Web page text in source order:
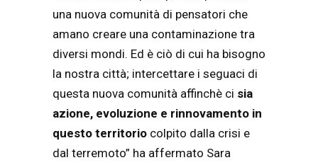
una nuova comunità di pensatori che
amano creare una contaminazione tra
diversi mondi. Ed è ciò di cui ha bisogno
la nostra città; intercettare i seguaci di
questa nuova comunità affinchè ci sia
azione, evoluzione e rinnovamento in
questo territorio colpito dalla crisi e
dal terremoto” ha affermato Sara